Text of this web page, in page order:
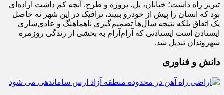
تبریز راه داشت؛ خیابان، پل، پروژه و طرح. آنچه کم داشت اراده‌ای
بود که انسان را پیش از خودرو ببیند، ترافیک در این شهر نه حاصل
یک اتفاق بلکه نتیجه سال‌ها تصمیم‌گیری ناهماهنگ و عادی‌سازی
ایستادن است ایستادنی که آرام‌آرام به بخشی از زندگی روزمره
شهروندان تبدیل شد.
دانش و فناوری